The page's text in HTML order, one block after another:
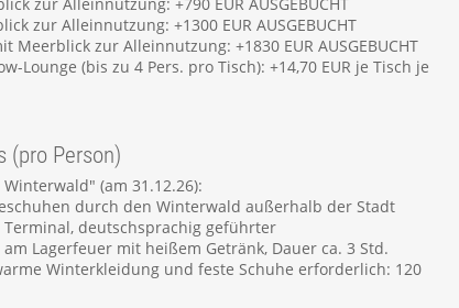
zur Alleinnutzung: +1300 EUR AUSGEBUCHT
Meerblick zur Alleinnutzung: +1830 EUR AUSGEBUCHT
Lounge (bis zu 4 Pers. pro Tisch): +14,70 EUR je Tisch je
(pro Person)
(am 31.12.26):
durch den Winterwald außerhalb der Stadt
deutschsprachig geführter
Lagerfeuer mit heißem Getränk, Dauer ca. 3 Std.
Winterkleidung und feste Schuhe erforderlich: 120